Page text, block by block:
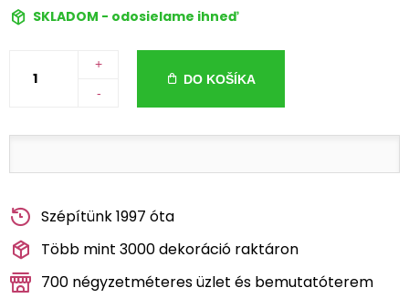
SKLADOM - odosielame ihneď
+
-
DO KOŠÍKA
Szépítünk 1997 óta
Több mint 3000 dekoráció raktáron
700 négyzetméteres üzlet és bemutatóterem